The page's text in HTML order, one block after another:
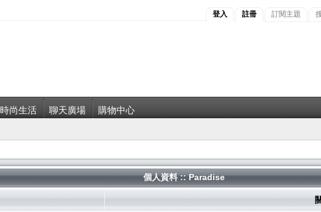
登入 註冊 訂閱主題
時尚生活 聊天廣場 購物中心
個人資料 :: Paradise